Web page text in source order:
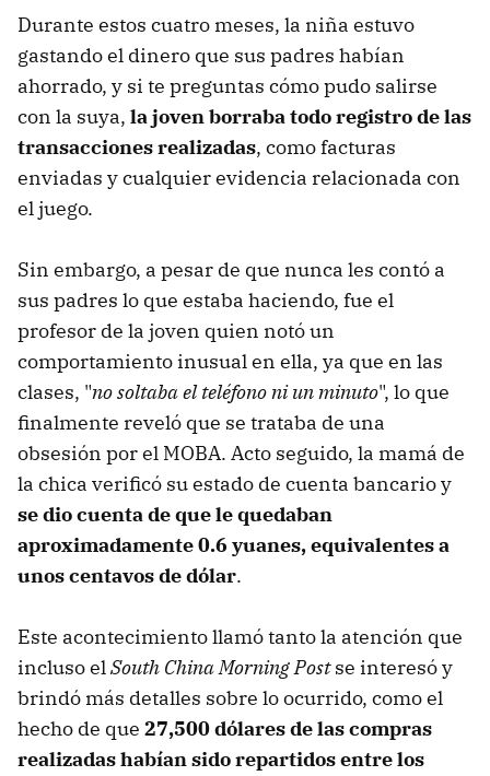
Durante estos cuatro meses, la niña estuvo
gastando el dinero que sus padres habían
ahorrado, y si te preguntas cómo pudo salirse
con la suya, la joven borraba todo registro de las
transacciones realizadas, como facturas
enviadas y cualquier evidencia relacionada con
el juego.
Sin embargo, a pesar de que nunca les contó a
sus padres lo que estaba haciendo, fue el
profesor de la joven quien notó un
comportamiento inusual en ella, ya que en las
clases, "no soltaba el teléfono ni un minuto", lo que
finalmente reveló que se trataba de una
obsesión por el MOBA. Acto seguido, la mamá de
la chica verificó su estado de cuenta bancario y
se dio cuenta de que le quedaban
aproximadamente 0.6 yuanes, equivalentes a
unos centavos de dólar.
Este acontecimiento llamó tanto la atención que
incluso elSouth China Morning Postse interesó y
brindó más detalles sobre lo ocurrido, como el
hecho de que 27,500 dólares de las compras
realizadas habían sido repartidos entre los